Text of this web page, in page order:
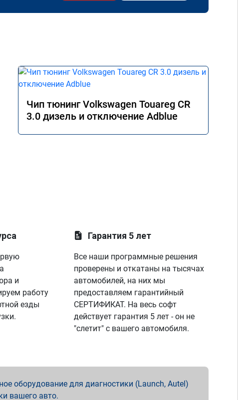
Чип тюнинг Volkswagen Touareg CR
3.0 дизель и отключение Adblue
и
работу
езды
Гарантия 5 лет
Все наши программные решения
проверены и откатаны на тысячах
автомобилей, на них мы
предоставляем гарантийный
СЕРТИФИКАТ. На весь софт
действует гарантия 5 лет - он не
"слетит" с вашего автомобиля.
оборудование для диагностики (Launch, Autel)
вашего авто.